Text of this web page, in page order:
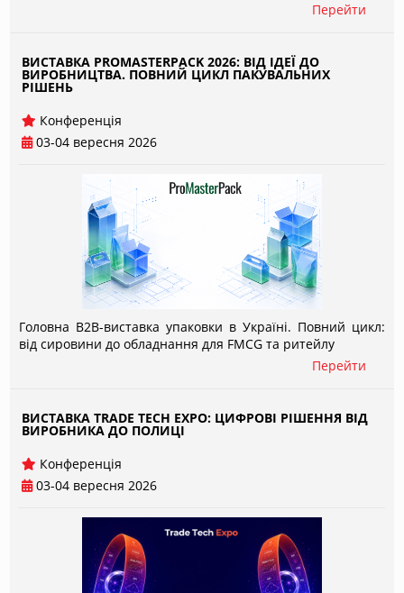
Перейти
ВИСТАВКА PROMASTERPACK 2026: ВІД ІДЕЇ ДО
ВИРОБНИЦТВА. ПОВНИЙ ЦИКЛ ПАКУВАЛЬНИХ
РІШЕНЬ
Конференція
03-04 вересня 2026
Головна B2B-виставка упаковки в Україні. Повний цикл:
від сировини до обладнання для FMCG та ритейлу
Перейти
ВИСТАВКА TRADE TECH EXPO: ЦИФРОВІ РІШЕННЯ ВІД
ВИРОБНИКА ДО ПОЛИЦІ
Конференція
03-04 вересня 2026